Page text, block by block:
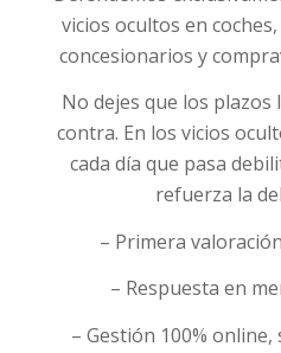
vicios ocultos en
concesionarios y
No dejes que los
contra. En los vicios
cada día que pasa
refuerza la
– Primera
– Respuesta en
– Gestión 100%